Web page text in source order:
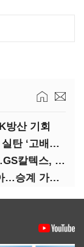
방산 기회
‘조선 호황’ 업은 정기선 체제…승계 실탄 ‘고배당’ 주목
윤활유 위험물 물류 현장도 무인화…GS칼텍스, 디지털 전환 가속
정기선, 정몽준 지분 3.54％ 증여받아…승계 가속화